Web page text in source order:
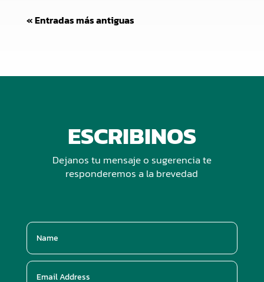
« Entradas más antiguas
ESCRIBINOS
Dejanos tu mensaje o sugerencia te
responderemos a la brevedad